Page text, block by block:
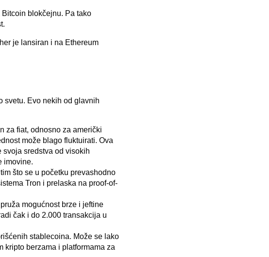
blokčejnu. Pa tako
je lansiran i na Ethereum
svetu. Evo nekih od glavnih
za fiat, odnosno za američki
može blago fluktuirati. Ova
sredstva od visokih
imovine.
što se u početku prevashodno
Tron i prelaska na proof-of-
mogućnost brze i jeftine
čak i do 2.000 transakcija u
stablecoina. Može se lako
kripto berzama i platformama za